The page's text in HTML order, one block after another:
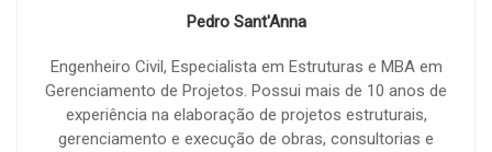
Pedro Sant'Anna
Engenheiro Civil, Especialista em Estruturas e MBA em
Gerenciamento de Projetos. Possui mais de 10 anos de
experiência na elaboração de projetos estruturais,
gerenciamento e execução de obras, consultorias e